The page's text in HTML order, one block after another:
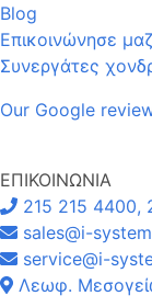
Blog
Επικοινώνησε
Συνεργάτες
Our Google
ΕΠΙΚΟΙΝΩΝΙΑ
215 215 4400,
sales@i-
service@i-
Λεωφ.